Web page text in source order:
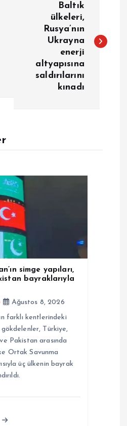
Baltık
ülkeleri,
Rusya’nın
Ukrayna
enerji
altyapısına
saldırılarını
kınadı
simge yapıları,
bayraklarıyla
Ağustos 8, 2026
farklı kentlerindeki
gökdelenler, Türkiye,
Pakistan arasında
Ortak Savunma
üç ülkenin bayrak